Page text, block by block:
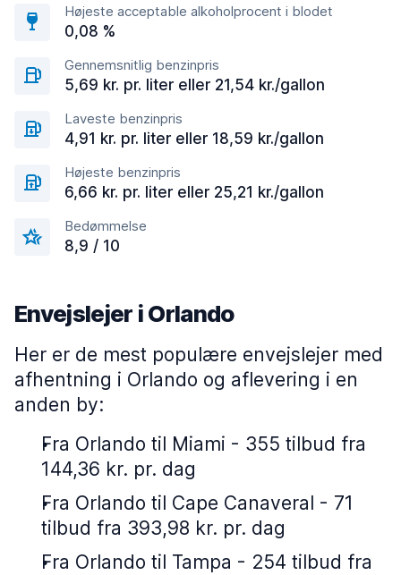
Højeste acceptable alkoholprocent i blodet
0,08 %
Gennemsnitlig benzinpris
5,69 kr. pr. liter eller 21,54 kr./gallon
Laveste benzinpris
4,91 kr. pr. liter eller 18,59 kr./gallon
Højeste benzinpris
6,66 kr. pr. liter eller 25,21 kr./gallon
Bedømmelse
8,9 / 10
Envejslejer i Orlando
Her er de mest populære envejslejer med
afhentning i Orlando og aflevering i en
anden by:
Fra Orlando til Miami - 355 tilbud fra
144,36 kr. pr. dag
Fra Orlando til Cape Canaveral - 71
tilbud fra 393,98 kr. pr. dag
Fra Orlando til Tampa - 254 tilbud fra